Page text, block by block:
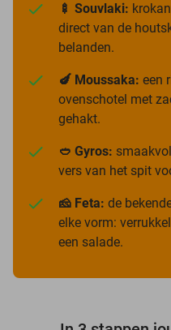
🍢 Souvlaki:
direct van de
belanden.
🍆 Moussaka: een
ovenschotel met
gehakt.
🥙 Gyros:
vers van het spit
🧀 Feta: de
elke vorm:
een salade.